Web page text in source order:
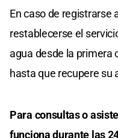
En caso de registrarse
restablecerse el
agua desde la primera
hasta que recupere su
Para consultas o
funciona durante las